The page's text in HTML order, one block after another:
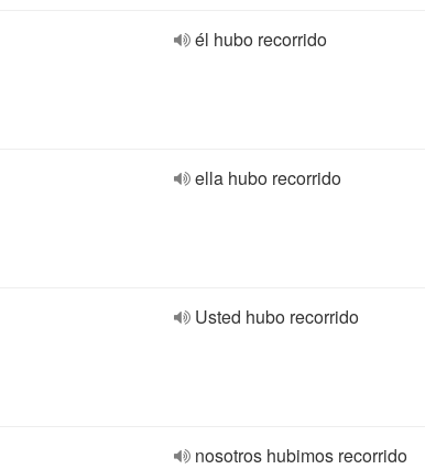
él hubo recorrido
ella hubo recorrido
Usted hubo recorrido
nosotros hubimos recorrido